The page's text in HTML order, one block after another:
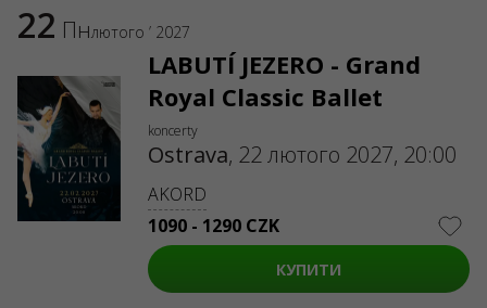
22 Пнлютого ’ 2027
LABUTÍ JEZERO - Grand
Royal Classic Ballet
koncerty
Ostrava, 22 лютого 2027, 20:00
AKORD
1090 - 1290 CZK
КУПИТИ